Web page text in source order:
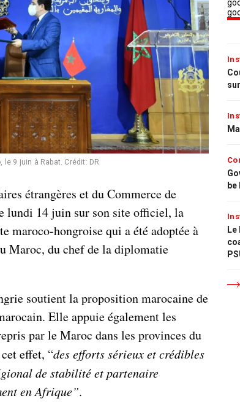
le 9 juin à Rabat. Crédit: DR
étrangères et du Commerce de
lundi 14 juin sur son site officiel, la
maroco-hongroise qui a été adoptée à
Maroc, du chef de la diplomatie
soutient la proposition marocaine de
Elle appuie également les
par le Maroc dans les provinces du
effet, “des efforts sérieux et crédibles
de stabilité et partenaire
en Afrique”.